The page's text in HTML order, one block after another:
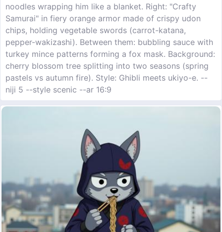
noodles wrapping him like a blanket. Right: "Crafty
Samurai" in fiery orange armor made of crispy udon
chips, holding vegetable swords (carrot-katana,
pepper-wakizashi). Between them: bubbling sauce with
turkey mince patterns forming a fox mask. Background:
cherry blossom tree splitting into two seasons (spring
pastels vs autumn fire). Style: Ghibli meets ukiyo-e. --
niji 5 --style scenic --ar 16:9